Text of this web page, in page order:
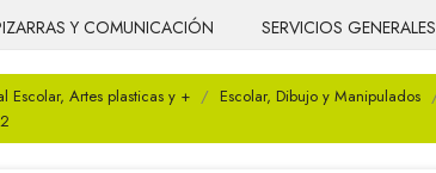
Y COMUNICACIÓN
SERVICIOS GENERALES
Escolar, Artes plasticas y + Escolar, Dibujo y Manipulados